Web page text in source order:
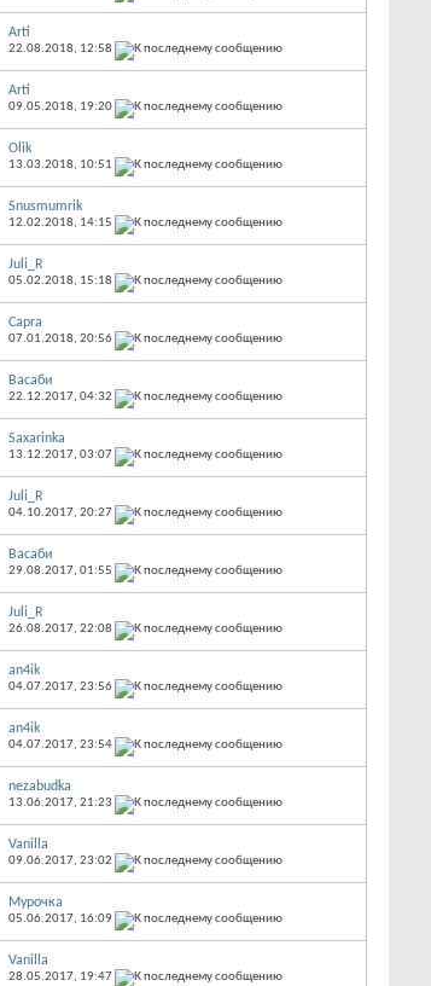
Arti
22.08.2018, 12:58
Arti
09.05.2018, 19:20
Olik
13.03.2018, 10:51
Snusmumrik
12.02.2018, 14:15
Juli_R
05.02.2018, 15:18
Capra
07.01.2018, 20:56
Васаби
22.12.2017, 04:32
Saxarinka
13.12.2017, 03:07
Juli_R
04.10.2017, 20:27
Васаби
29.08.2017, 01:55
Juli_R
26.08.2017, 22:08
an4ik
04.07.2017, 23:56
an4ik
04.07.2017, 23:54
nezabudka
13.06.2017, 21:23
Vanilla
09.06.2017, 23:02
Мурочка
05.06.2017, 16:09
Vanilla
28.05.2017, 19:47